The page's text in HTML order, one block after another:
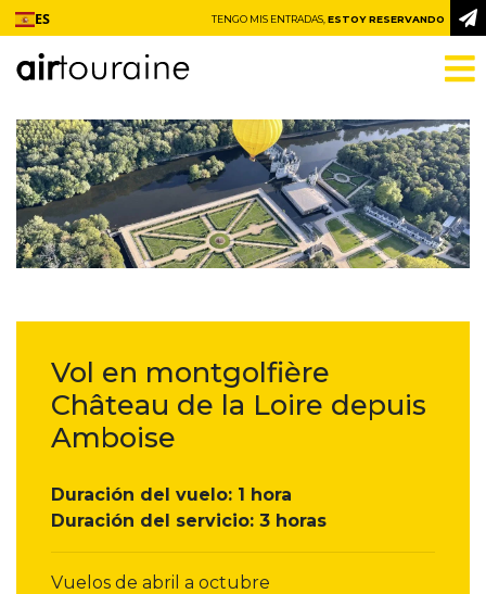
Ir al contenido
ES TENGO MIS ENTRADAS,ESTOY RESERVANDO
Vol en montgolfière
Château de la Loire depuis
Amboise
Duración del vuelo: 1 hora
Duración del servicio: 3 horas
Vuelos de abril a octubre